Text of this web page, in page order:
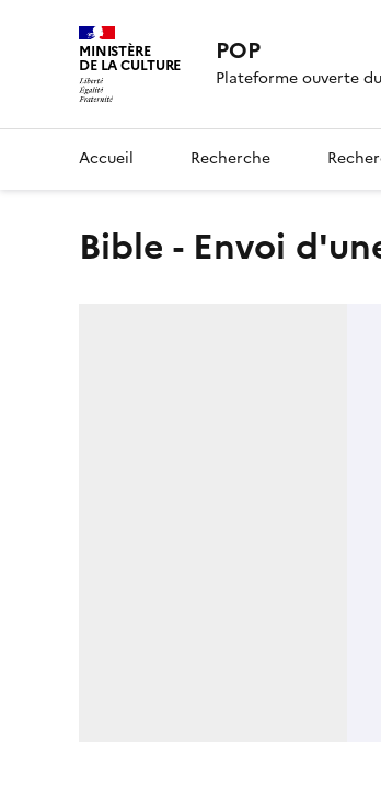
MINISTÈRE
DE LA CULTURE POP
Plateforme ouverte
Accueil Recherche
Bible - Envoi